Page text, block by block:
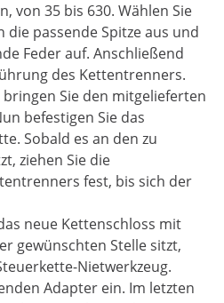
von 35 bis 630. Wählen Sie
passende Spitze aus und
Feder auf. Anschließend
des Kettentrenners.
Sie den mitgelieferten
befestigen Sie das
Sobald es an den zu
ziehen Sie die
fest, bis sich der
neue Kettenschloss mit
gewünschten Stelle sitzt,
Nietwerkzeug.
Adapter ein. Im letzten